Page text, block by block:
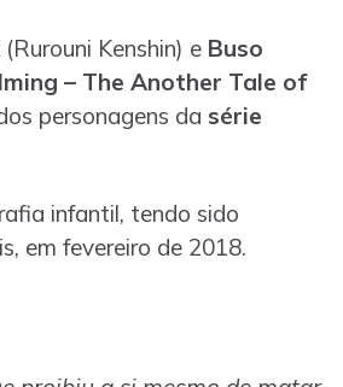
(Rurouni Kenshin) e Buso
– The Another Tale of
personagens da série
infantil, tendo sido
em fevereiro de 2018.